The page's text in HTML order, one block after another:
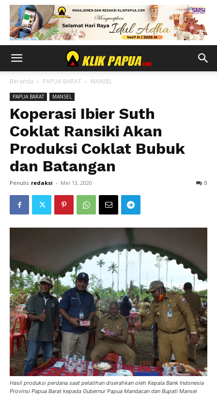
Beranda PAPUA BARAT MANSEL
PAPUA BARAT MANSEL
Koperasi Ibier Suth
Coklat Ransiki Akan
Produksi Coklat Bubuk
dan Batangan
Penulis redaksi - Mei 13, 2020 0
Hasil produksi perdana saat pelatihan diserahkan oleh Kepala Bank Indonesia
Provinsi Papua Barat kepada Gubernur Papua Mandacan dan Bupati Mansel